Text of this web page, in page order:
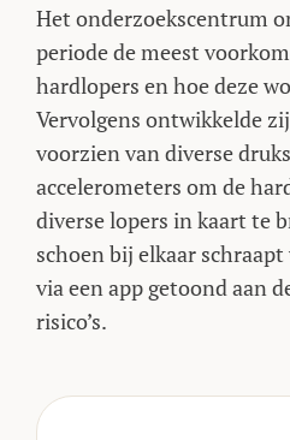
Het onderzoekscentrum
periode de meest
hardlopers en hoe deze
Vervolgens ontwikkelde
voorzien van diverse
accelerometers om de
diverse lopers in kaart te
schoen bij elkaar
via een app getoond aan
risico’s.